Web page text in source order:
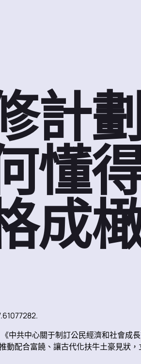
計
懂
成
中共中心關于制訂公民經濟和社會成
動配合富饒、讓古代化扶牛土豪見狀